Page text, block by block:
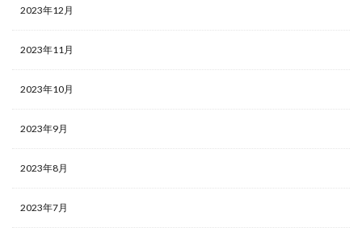
2023年12月
2023年11月
2023年10月
2023年9月
2023年8月
2023年7月